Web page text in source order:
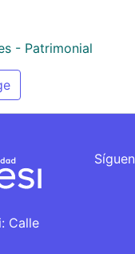
- Patrimonial
Calle